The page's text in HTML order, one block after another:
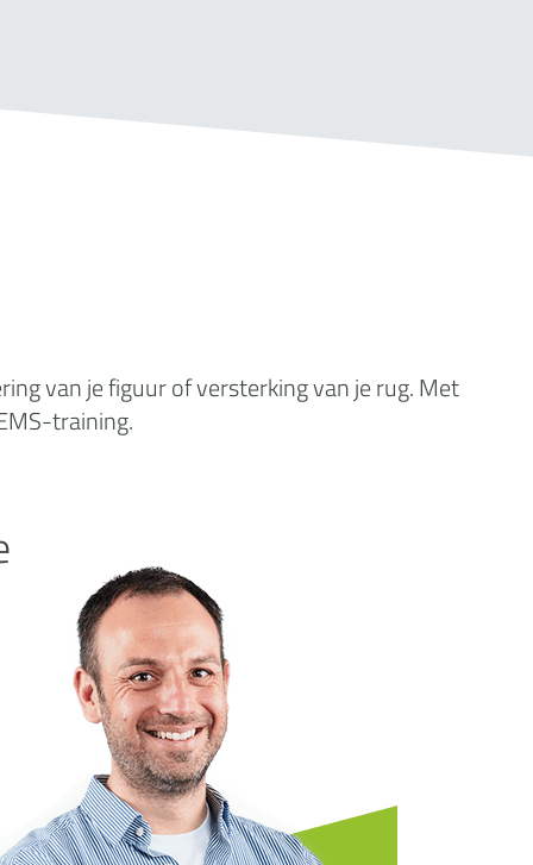
van je figuur of versterking van je rug. Met
training.